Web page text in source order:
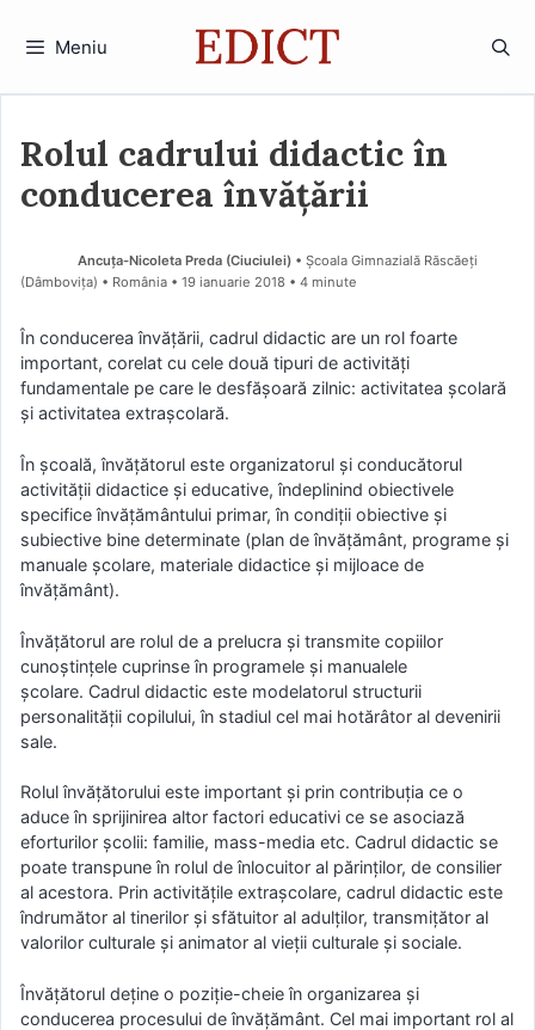
Meniu
Rolul cadrului didactic în
conducerea învățării
Ancuța-Nicoleta Preda (Ciuciulei) • Școala Gimnazială Răscăeţi
(Dâmboviţa) • România
19 ianuarie 2018 • 4 minute
În conducerea învățării, cadrul didactic are un rol foarte
important, corelat cu cele două tipuri de activități
fundamentale pe care le desfășoară zilnic: activitatea școlară
și activitatea extrașcolară.
În școală, învățătorul este organizatorul și conducătorul
activității didactice și educative, îndeplinind obiectivele
specifice învățământului primar, în condiții obiective și
subiective bine determinate (plan de învățământ, programe și
manuale școlare, materiale didactice și mijloace de
învățământ).
Învățătorul are rolul de a prelucra și transmite copiilor
cunoștințele cuprinse în programele și manualele
școlare. Cadrul didactic este modelatorul structurii
personalității copilului, în stadiul cel mai hotărâtor al devenirii
sale.
Rolul învățătorului este important și prin contribuția ce o
aduce în sprijinirea altor factori educativi ce se asociază
eforturilor școlii: familie, mass-media etc. Cadrul didactic se
poate transpune în rolul de înlocuitor al părinților, de consilier
al acestora. Prin activitățile extrașcolare, cadrul didactic este
îndrumător al tinerilor și sfătuitor al adulților, transmițător al
valorilor culturale și animator al vieții culturale și sociale.
Învățătorul deține o poziție-cheie în organizarea și
conducerea procesului de învățământ. Cel mai important rol al